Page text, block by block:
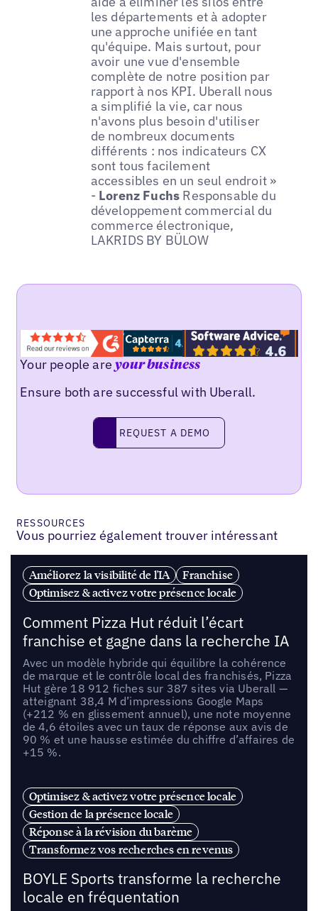
les départements et à adopter
une approche unifiée en tant
qu'équipe. Mais surtout, pour
avoir une vue d'ensemble
complète de notre position par
rapport à nos KPI. Uberall nous
a simplifié la vie, car nous
n'avons plus besoin d'utiliser
de nombreux documents
différents : nos indicateurs CX
sont tous facilement
accessibles en un seul endroit »
- Lorenz Fuchs Responsable du
développement commercial du
commerce électronique,
LAKRIDS BY BÜLOW
Your people areyour business
Ensure both are successful with Uberall.
request a demo
REQUEST A DEMO
RESSOURCES
Vous pourriez également trouver intéressant
Améliorez la visibilité de l'IA
Franchise
Optimisez & activez votre présence locale
Comment Pizza Hut réduit l’écart
franchise et gagne dans la recherche IA
Avec un modèle hybride qui équilibre la cohérence
de marque et le contrôle local des franchisés, Pizza
Hut gère 18 912 fiches sur 387 sites via Uberall —
atteignant 38,4 M d’impressions Google Maps
(+212 % en glissement annuel), une note moyenne
de 4,6 étoiles avec un taux de réponse aux avis de
90 % et une hausse estimée du chiffre d’affaires de
+15 %.
Optimisez & activez votre présence locale
Gestion de la présence locale
Réponse à la révision du barème
Transformez vos recherches en revenus
BOYLE Sports transforme la recherche
locale en fréquentation